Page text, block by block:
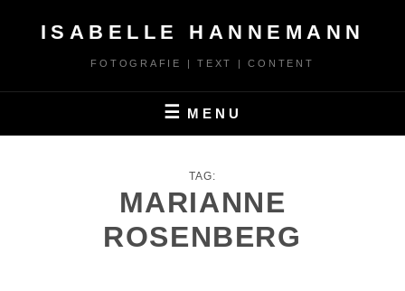
ISABELLE HANNEMANN
FOTOGRAFIE | TEXT | CONTENT
MENU
TAG:
MARIANNE
ROSENBERG